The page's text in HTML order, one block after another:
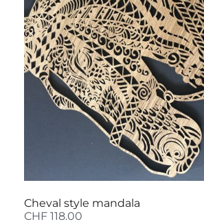
Cheval style mandala
CHF 118.00